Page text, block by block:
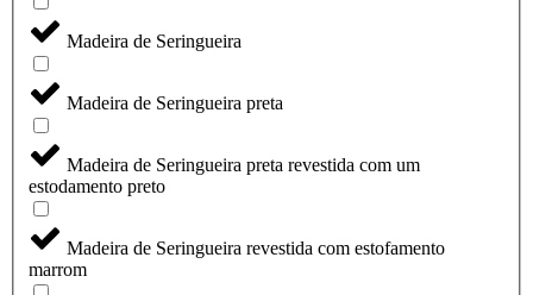
Madeira de Seringueira
Madeira de Seringueira preta
Madeira de Seringueira preta revestida com um
estodamento preto
Madeira de Seringueira revestida com estofamento
marrom